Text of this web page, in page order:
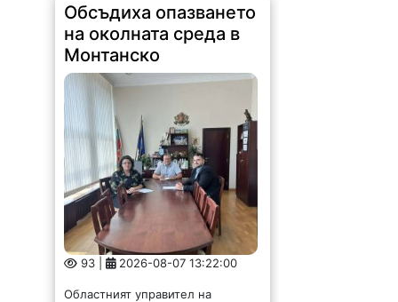
Обсъдиха опазването
на околната среда в
Монтанско
93 | 2026-08-07 13:22:00
Областният управител на